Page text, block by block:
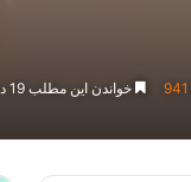
941 خواندن این مطلب 19 دقیقه زمان میبرد